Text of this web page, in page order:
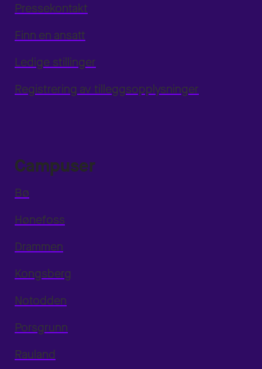
Pressekontakt
Finn en ansatt
Ledige stillinger
Registrering av tilleggsopplysninger
Campuser
Bø
Hønefoss
Drammen
Kongsberg
Notodden
Porsgrunn
Rauland